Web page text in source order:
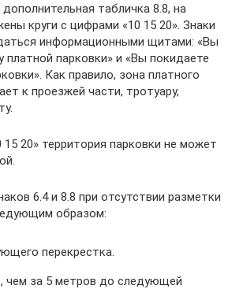
табличка 8.8, на
круги с цифрами «10 15 20». Знаки
информационными щитами: «Вы
платной парковки» и «Вы покидаете
Как правило, зона платного
к проезжей части, тротуару,
15 20» территория парковки не может
6.4 и 8.8 при отсутствии разметки
образом:
перекрестка.
чем за 5 метров до следующей